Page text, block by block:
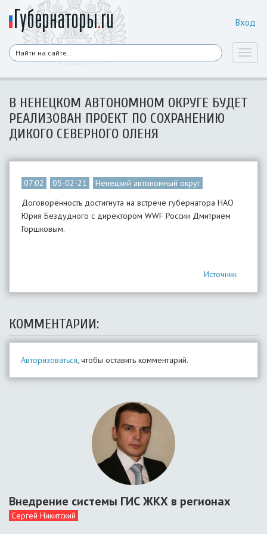
Вход
В НЕНЕЦКОМ АВТОНОМНОМ ОКРУГЕ БУДЕТ
РЕАЛИЗОВАН ПРОЕКТ ПО СОХРАНЕНИЮ
ДИКОГО СЕВЕРНОГО ОЛЕНЯ
07:02 05-02-21
Ненецкий автономный округ
Договорённость достигнута на встрече губернатора НАО
Юрия Бездудного с директором WWF России Дмитрием
Горшковым.
Источник
КОММЕНТАРИИ:
Авторизоваться, чтобы оставить комментарий.
Внедрение системы ГИС ЖКХ в регионах
Сергей Никитский